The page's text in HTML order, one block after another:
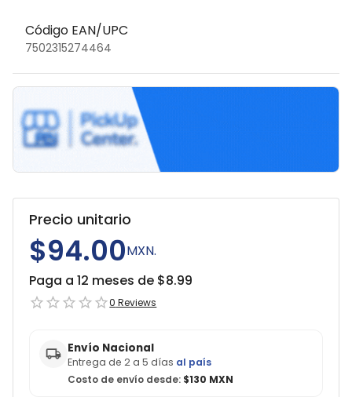
Código EAN/UPC
7502315274464
Precio unitario
$94.00MXN.
Paga a 12 meses de $8.99
0 Reviews
Envío Nacional
Entrega de 2 a 5 días al país
Costo de envío desde: $130 MXN